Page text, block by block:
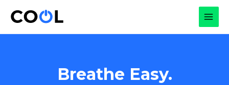
Breathe Easy.